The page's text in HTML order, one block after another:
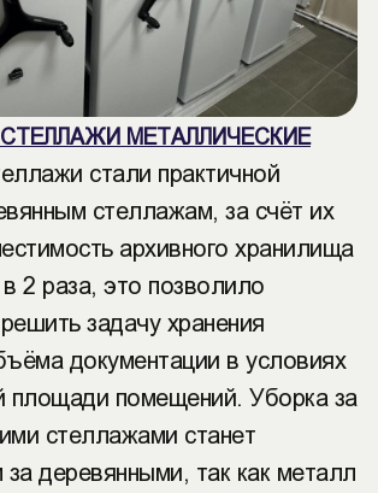
МЕТАЛЛИЧЕСКИЕ
стали практичной
стеллажам, за счёт их
архивного хранилища
2 раза, это позволило
задачу хранения
документации в условиях
площади помещений. Уборка за
стеллажами станет
деревянными, так как металл